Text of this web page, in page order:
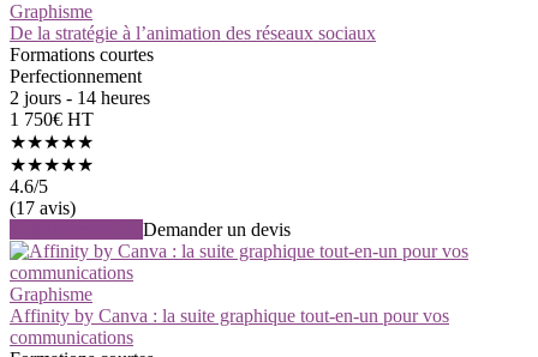
Graphisme
De la stratégie à l’animation des réseaux sociaux
Formations courtes
Perfectionnement
2 jours - 14 heures
1 750€ HT
★★★★★
★★★★★
4.6/5
(17 avis)
Demander un devis
Graphisme
Affinity by Canva : la suite graphique tout-en-un pour vos
communications